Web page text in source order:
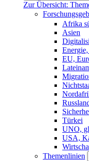
Zur Übersicht:
Afrika
Asien
EU,
Türkei
UNO,
USA,
Themenlinien